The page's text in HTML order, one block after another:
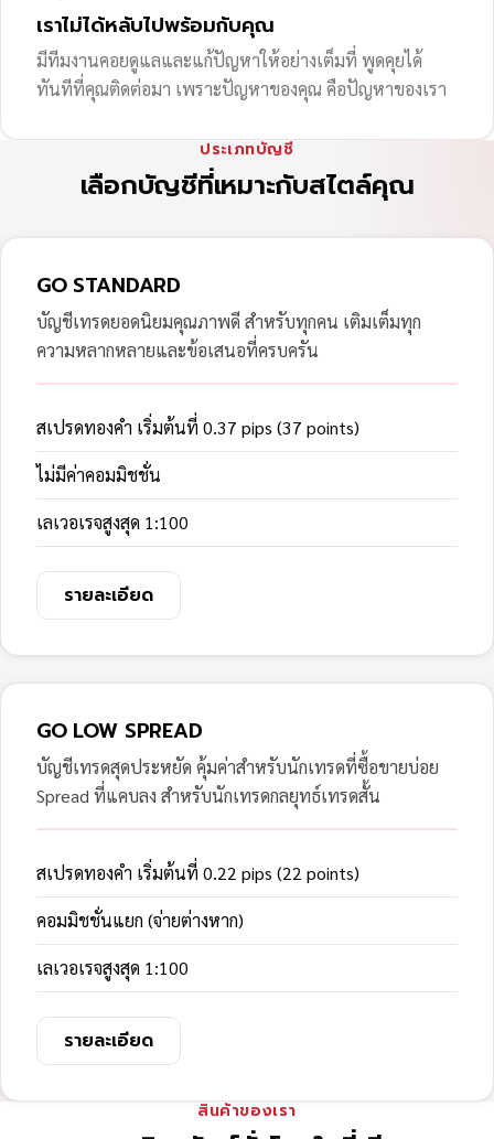
เราไม่ได้หลับไปพร้อมกับคุณ
มีทีมงานคอยดูแลและแก้ปัญหาให้อย่างเต็มที่ พูดคุยได้
ทันทีที่คุณติดต่อมา เพราะปัญหาของคุณ คือปัญหาของเรา
ประเภทบัญชี
เลือกบัญชีที่เหมาะกับสไตล์คุณ
GO STANDARD
บัญชีเทรดยอดนิยมคุณภาพดี สำหรับทุกคน เติมเต็มทุก
ความหลากหลายและข้อเสนอที่ครบครัน
สเปรดทองคำ เริ่มต้นที่ 0.37 pips (37 points)
ไม่มีค่าคอมมิชชั่น
เลเวอเรจสูงสุด 1:100
รายละเอียด
GO LOW SPREAD
บัญชีเทรดสุดประหยัด คุ้มค่าสำหรับนักเทรดที่ซื้อขายบ่อย
Spread ที่แคบลง สำหรับนักเทรดกลยุทธ์เทรดสั้น
สเปรดทองคำ เริ่มต้นที่ 0.22 pips (22 points)
คอมมิชชั่นแยก (จ่ายต่างหาก)
เลเวอเรจสูงสุด 1:100
รายละเอียด
สินค้าของเรา